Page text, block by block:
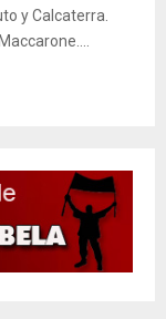
y Calcaterra.